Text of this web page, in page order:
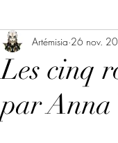
éternelle Cœur
Les cinq
par Anna
Artémisia 26 nov.